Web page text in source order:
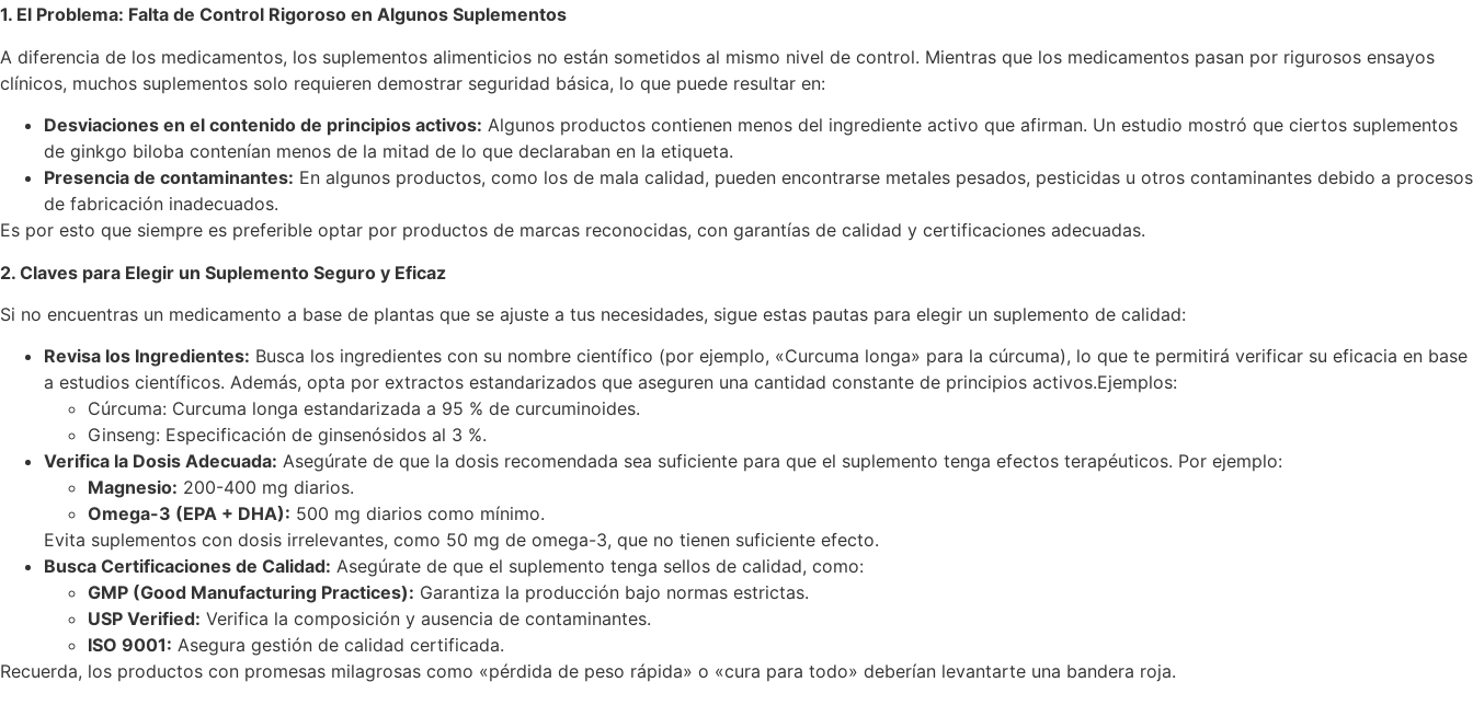
1. El Problema: Falta de Control Rigoroso en Algunos Suplementos
A diferencia de los medicamentos, los suplementos alimenticios no están sometidos al mismo nivel de control. Mientras que los medicamentos pasan por rigurosos ensayos
clínicos, muchos suplementos solo requieren demostrar seguridad básica, lo que puede resultar en:
Desviaciones en el contenido de principios activos: Algunos productos contienen menos del ingrediente activo que afirman. Un estudio mostró que ciertos suplementos
de ginkgo biloba contenían menos de la mitad de lo que declaraban en la etiqueta.
Presencia de contaminantes: En algunos productos, como los de mala calidad, pueden encontrarse metales pesados, pesticidas u otros contaminantes debido a procesos
de fabricación inadecuados.
Es por esto que siempre es preferible optar por productos de marcas reconocidas, con garantías de calidad y certificaciones adecuadas.
2. Claves para Elegir un Suplemento Seguro y Eficaz
Si no encuentras un medicamento a base de plantas que se ajuste a tus necesidades, sigue estas pautas para elegir un suplemento de calidad:
Revisa los Ingredientes: Busca los ingredientes con su nombre científico (por ejemplo, «Curcuma longa» para la cúrcuma), lo que te permitirá verificar su eficacia en base
a estudios científicos. Además, opta por extractos estandarizados que aseguren una cantidad constante de principios activos.Ejemplos:
Cúrcuma: Curcuma longa estandarizada a 95 % de curcuminoides.
Ginseng: Especificación de ginsenósidos al 3 %.
Verifica la Dosis Adecuada: Asegúrate de que la dosis recomendada sea suficiente para que el suplemento tenga efectos terapéuticos. Por ejemplo:
Magnesio: 200-400 mg diarios.
Omega-3 (EPA + DHA): 500 mg diarios como mínimo.
Evita suplementos con dosis irrelevantes, como 50 mg de omega-3, que no tienen suficiente efecto.
Busca Certificaciones de Calidad: Asegúrate de que el suplemento tenga sellos de calidad, como:
GMP (Good Manufacturing Practices): Garantiza la producción bajo normas estrictas.
USP Verified: Verifica la composición y ausencia de contaminantes.
ISO 9001: Asegura gestión de calidad certificada.
Recuerda, los productos con promesas milagrosas como «pérdida de peso rápida» o «cura para todo» deberían levantarte una bandera roja.